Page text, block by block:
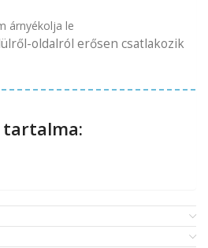
árnyékolja le
oldalról erősen csatlakozik
tartalma: